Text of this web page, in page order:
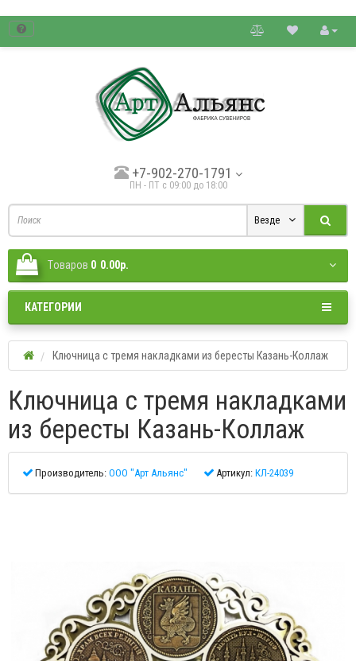
+7-902-270-1791
ПН - ПТ с 09:00 до 18:00
Везде
Tоваров 0 0.00р.
КАТЕГОРИИ
Ключница с тремя накладками из бересты Казань-Коллаж
Ключница с тремя накладками
из бересты Казань-Коллаж
Производитель: ООО "Арт Альянс" Артикул: КЛ-24039